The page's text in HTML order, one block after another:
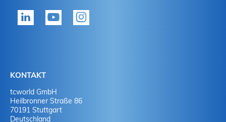
KONTAKT
tcworld GmbH
Heilbronner Straße 86
70191 Stuttgart
Deutschland